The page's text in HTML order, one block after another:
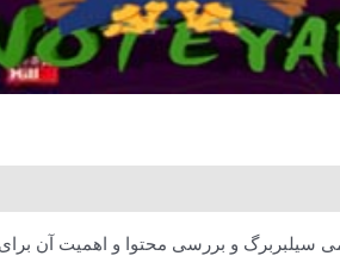
سیلبربرگ و بررسی محتوا و اهمیت آن